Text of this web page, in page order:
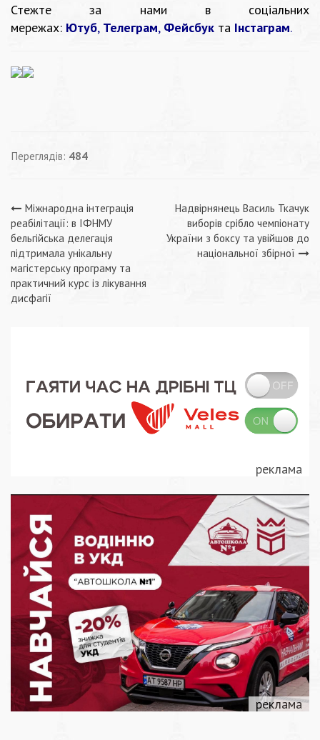
Стежте за нами в соціальних
мережах: Ютуб, Телеграм, Фейсбук та Інстаграм.
Переглядів: 484
Навігація
записів
Міжнародна інтеграція
реабілітації: в ІФНМУ
бельгійська делегація
підтримала унікальну
магістерську програму та
практичний курс із лікування
дисфагії
Надвірнянець Василь Ткачук
виборів срібло чемпіонату
України з боксу та увійшов до
національної збірної